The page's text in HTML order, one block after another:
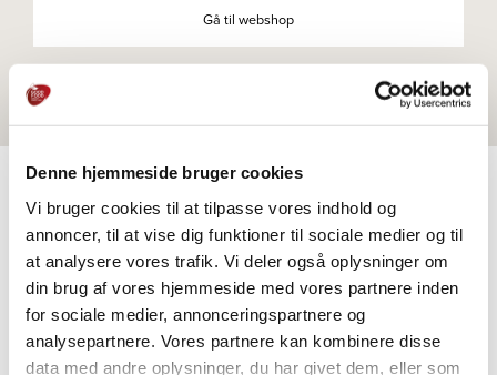
Denne hjemmeside bruger cookies
Vi bruger cookies til at tilpasse vores indhold og
annoncer, til at vise dig funktioner til sociale medier og til
at analysere vores trafik. Vi deler også oplysninger om
din brug af vores hjemmeside med vores partnere inden
for sociale medier, annonceringspartnere og
analysepartnere. Vores partnere kan kombinere disse
data med andre oplysninger, du har givet dem, eller som
Gå til webshop
PRODUKTER
Udforsk videre